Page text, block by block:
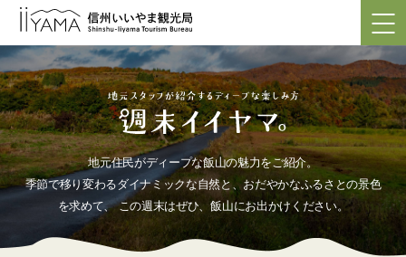
地元住民がディープな飯山の魅力をご紹介。
季節で移り変わるダイナミックな自然と、おだやかなふるさとの景色
を求めて、この週末はぜひ、飯山にお出かけください。